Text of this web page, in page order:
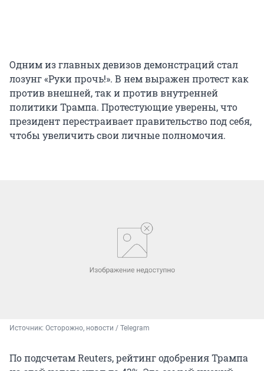
Одним из главных девизов демонстраций стал
лозунг «Руки прочь!». В нем выражен протест как
против внешней, так и против внутренней
политики Трампа. Протестующие уверены, что
президент перестраивает правительство под себя,
чтобы увеличить свои личные полномочия.
Источник: Осторожно, новости / Telegram
По подсчетам Reuters, рейтинг одобрения Трампа